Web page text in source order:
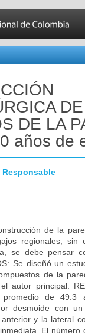
DE LA
años de
Responsable
de la
regionales; sin
se debe pensar
Se diseñó un
de la
autor principal.
de 49.3
desmoide con
y la lateral
El